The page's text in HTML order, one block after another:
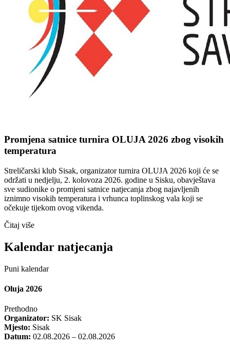
Promjena satnice turnira OLUJA 2026 zbog visokih
temperatura
Streličarski klub Sisak, organizator turnira OLUJA 2026 koji će se
održati u nedjelju, 2. kolovoza 2026. godine u Sisku, obavještava
sve sudionike o promjeni satnice natjecanja zbog najavljenih
iznimno visokih temperatura i vrhunca toplinskog vala koji se
očekuje tijekom ovog vikenda.
Čitaj više
Kalendar natjecanja
Puni kalendar
Oluja 2026
Prethodno
Organizator: SK Sisak
Mjesto: Sisak
Datum: 02.08.2026 – 02.08.2026